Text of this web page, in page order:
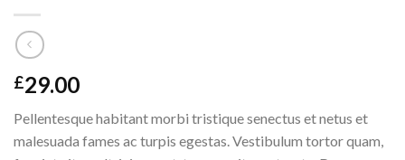
£29.00
Pellentesque habitant morbi tristique senectus et netus et
malesuada fames ac turpis egestas. Vestibulum tortor quam,